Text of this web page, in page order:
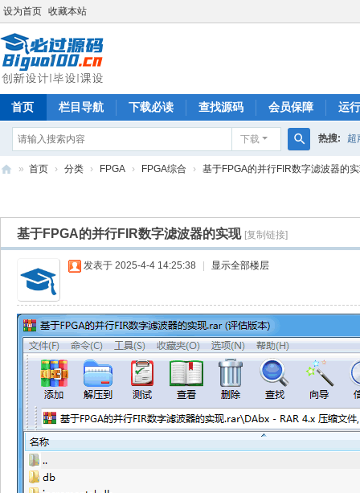
设为首页 收藏本站
首页 栏目导航 下载必读 查找源码 会员保障 运
下载
搜
热搜: 超
过
» 首页 › 分类 › FPGA › FPGA综合 › 基于FPGA的并行FIR数字滤波器的
基于FPGA的并行FIR数字滤波器的实现 [复制链接]
发表于 2025-4-4 14:25:38 显示全部楼层